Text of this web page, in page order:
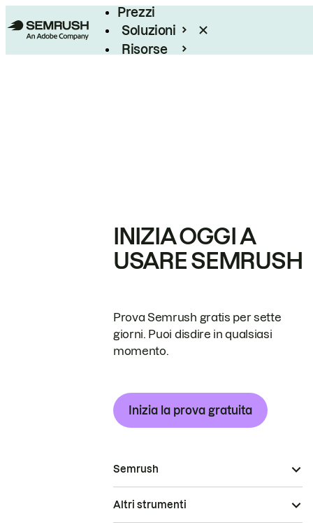
Prezzi
Soluzioni
Risorse
INIZIA OGGI A
USARE SEMRUSH
Prova Semrush gratis per sette
giorni. Puoi disdire in qualsiasi
momento.
Inizia la prova gratuita
Semrush
Altri strumenti